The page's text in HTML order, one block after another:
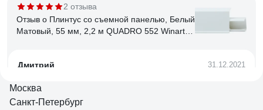
2 отзыва
Отзыв о Плинтус со съемной панелью, Белый
Матовый, 55 мм, 2,2 м QUADRO 552 Winart
Дмитрий 31.12.2021
прямой, можно сэкономить на торцевых заглушках, загнув
край плинуса внутрь. Смотрится ещё лучше, чем с
Москва
Санкт-Петербург